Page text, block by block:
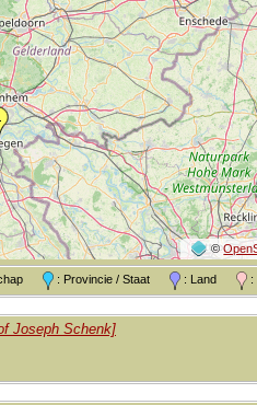
©
: Provincie / Staat : Land :
Joseph Schenk]